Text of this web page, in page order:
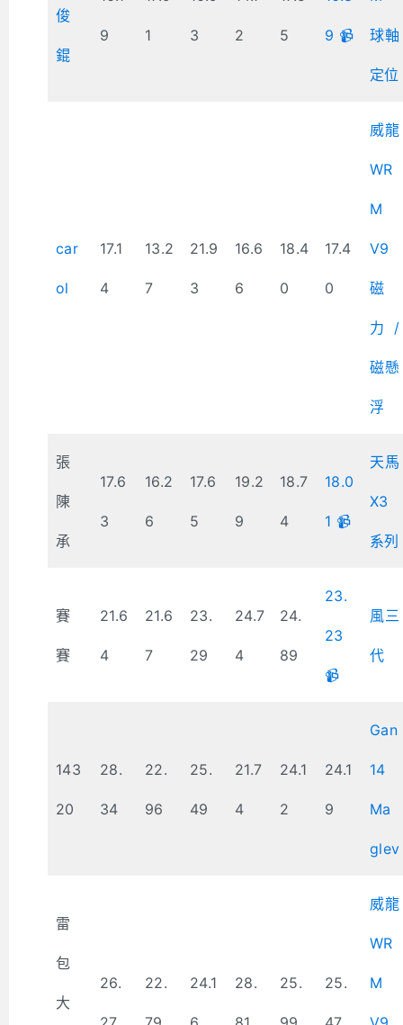
俊
錕
9 1 3 2 5 9 📹 球軸
定位
car
ol
17.1
4
13.2
7
21.9
3
16.6
6
18.4
0
17.4
0
威龍
WR
M
V9
磁
力/
磁懸
浮
張
陳
承
17.6
3
16.2
6
17.6
5
19.2
9
18.7
4
18.0
1 📹
天馬
X3
系列
賽
賽
21.6
4
21.6
7
23.
29
24.7
4
24.
89
23.
23
📹
風三
代
143
20
28.
34
22.
96
25.
49
21.7
4
24.1
2
24.1
9
Gan
14
Ma
glev
雷
包
大
26. 22. 24.1 28. 25. 25.
威龍
WR
M